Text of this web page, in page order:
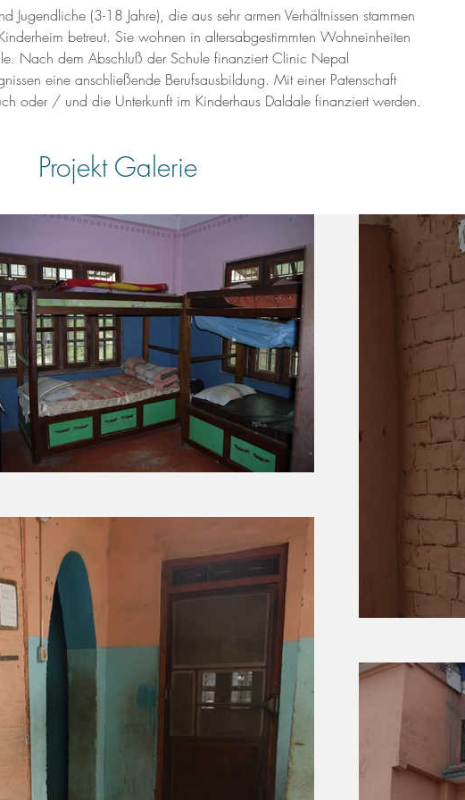
Jugendliche (3-18 Jahre), die aus sehr armen Verhältnissen stammen
betreut. Sie wohnen in altersabgestimmten Wohneinheiten
Nach dem Abschluß der Schule finanziert Clinic Nepal
eine anschließende Berufsausbildung. Mit einer Patenschaft
oder / und die Unterkunft im Kinderhaus Daldale finanziert werden.
Projekt Galerie